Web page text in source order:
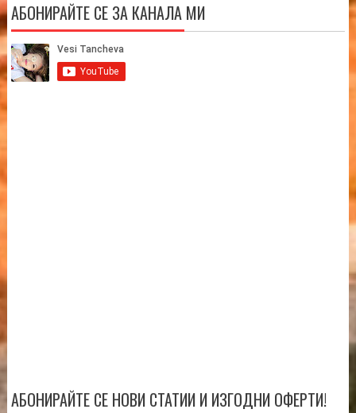
АБОНИРАЙТЕ СЕ ЗА КАНАЛА МИ
АБОНИРАЙТЕ СЕ НОВИ СТАТИИ И ИЗГОДНИ ОФЕРТИ!